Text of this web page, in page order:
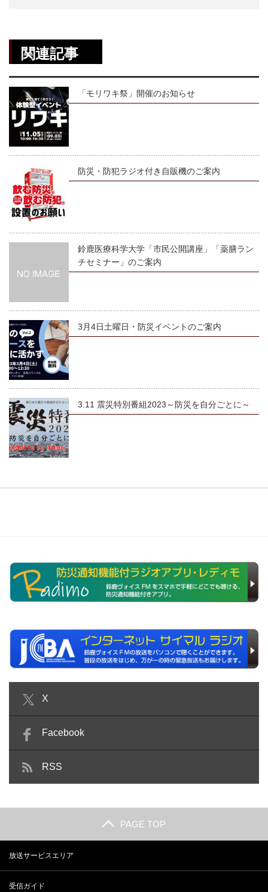
関連記事
「モリワキ祭」開催のお知らせ
防災・防犯ラジオ付き自販機のご案内
鈴鹿医療科学大学「市民公開講座」「薬膳ラン
チセミナー」のご案内
3月4日土曜日・防災イベントのご案内
3.11 震災特別番組2023～防災を自分ごとに～
X
Facebook
RSS
PAGE TOP
放送サービスエリア
受信ガイド